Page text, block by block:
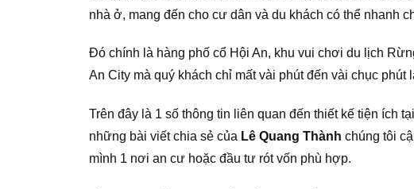
nhà ở, mang đến cho cư dân và du khách có thể nhanh
Đó chính là hàng phố cổ Hội An, khu vui chơi du lịch
An City mà quý khách chỉ mất vài phút đến vài chục
Trên đây là 1 số thông tin liên quan đến thiết kế tiện ích tại
những bài viết chia sẻ của Lê Quang Thành chúng tôi
mình 1 nơi an cư hoặc đầu tư rót vốn phù hợp.